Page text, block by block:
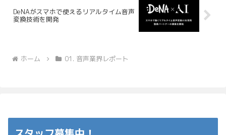
DeNAがスマホで使えるリアルタイム音声
変換技術を開発
ホーム 01. 音声業界レポート